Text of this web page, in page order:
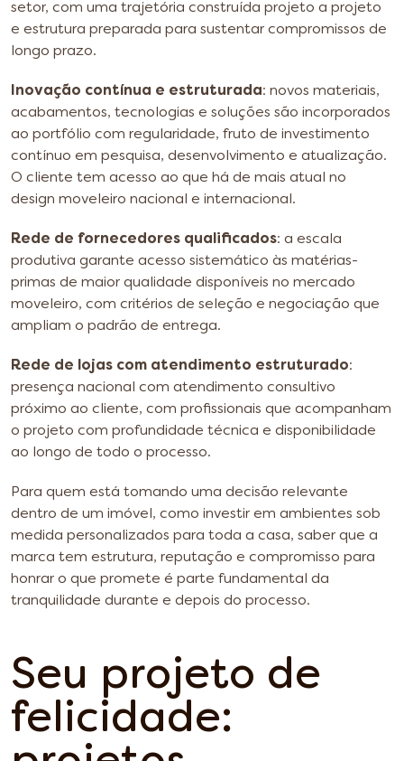
setor, com uma trajetória construída projeto a projeto
e estrutura preparada para sustentar compromissos de
longo prazo.
Inovação contínua e estruturada: novos materiais,
acabamentos, tecnologias e soluções são incorporados
ao portfólio com regularidade, fruto de investimento
contínuo em pesquisa, desenvolvimento e atualização.
O cliente tem acesso ao que há de mais atual no
design moveleiro nacional e internacional.
Rede de fornecedores qualificados: a escala
produtiva garante acesso sistemático às matérias-
primas de maior qualidade disponíveis no mercado
moveleiro, com critérios de seleção e negociação que
ampliam o padrão de entrega.
Rede de lojas com atendimento estruturado:
presença nacional com atendimento consultivo
próximo ao cliente, com profissionais que acompanham
o projeto com profundidade técnica e disponibilidade
ao longo de todo o processo.
Para quem está tomando uma decisão relevante
dentro de um imóvel, como investir em ambientes sob
medida personalizados para toda a casa, saber que a
marca tem estrutura, reputação e compromisso para
honrar o que promete é parte fundamental da
tranquilidade durante e depois do processo.
Seu projeto de
felicidade: